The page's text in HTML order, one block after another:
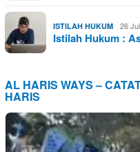
ISTILAH HUKUM 26
Istilah Hukum :
AL HARIS WAYS –
HARIS